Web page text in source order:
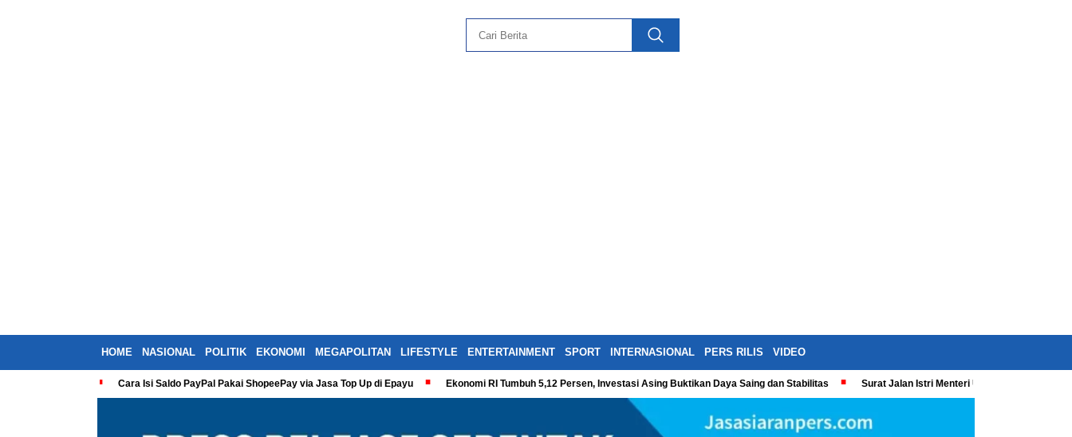
HOME NASIONAL POLITIK EKONOMI MEGAPOLITAN LIFESTYLE ENTERTAINMENT SPORT INTERNASIONAL PERS RILIS VIDEO
Cara Isi Saldo PayPal Pakai ShopeePay via Jasa Top Up di Epayu Ekonomi RI Tumbuh 5,12 Persen, Investasi Asing Buktikan Daya Saing dan Stabilitas Surat Jalan Istri Menteri UMKM Meledak,